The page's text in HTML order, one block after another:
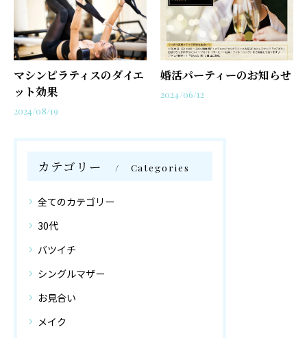
マシンピラティスのダイエ
ット効果
2024/08/19
婚活パーティーのお知らせ
2024/06/12
カテゴリー Categories
全てのカテゴリー
30代
バツイチ
シングルマザー
お見合い
メイク